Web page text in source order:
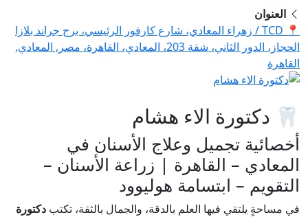
العنوان
📍 TCD / زهراء المعادي، شارع كارفور الرئيسي، برج جراند بلازا
الحجاز، الدور الثاني، شقة 203، المعادي، القاهرة، مصر, المعادي,
القاهرة
🦷 دكتورة الاء هشام
أخصائية تجميل وعلاج الأسنان في
المعادي – القاهرة | زراعة الأسنان –
التقويم – ابتسامة هوليوود
في مساحةٍ يلتقي فيها العلم بالدقة، والجمال بالثقة، تكتب دكتورة